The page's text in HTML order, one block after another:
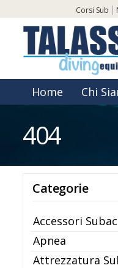
Corsi Sub
Home Chi
404
Categorie
Accessori
Apnea
Attrezzatura